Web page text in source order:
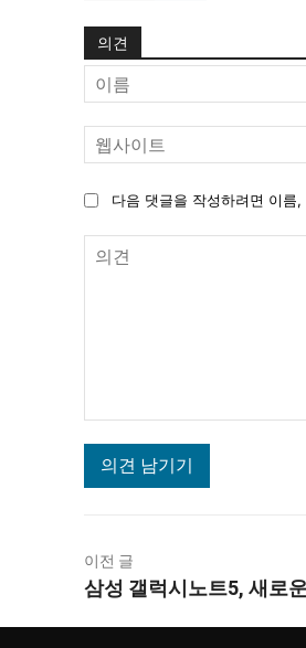
의견
다음 댓글을 작성하려면 이름
이전 글
삼성 갤럭시노트5, 새로